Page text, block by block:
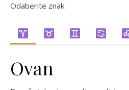
Odaberite znak:
Ovan